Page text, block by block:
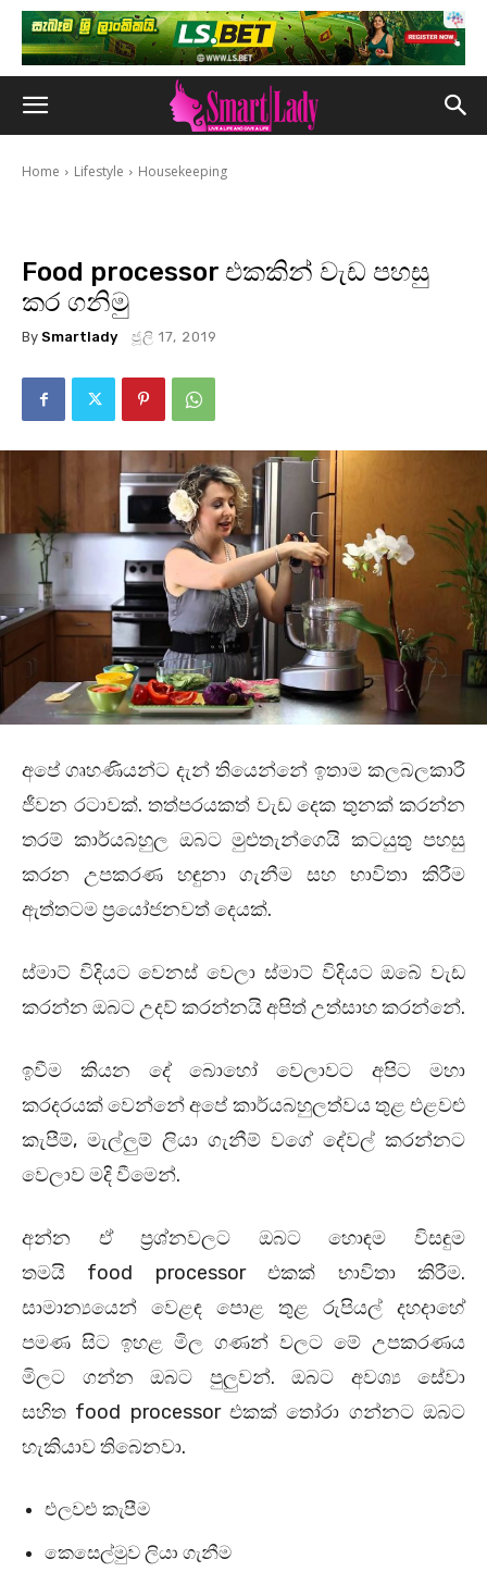
Home Lifestyle Housekeeping
Food processor එකකින් වැඩ පහසු
කර ගනිමු
By Smartlady ජූලි 17, 2019
අපේ ගෘහණියන්ට දැන් තියෙන්නේ ඉතාම කලබලකාරී
ජීවන රටාවක්. තත්පරයකත් වැඩ දෙක තුනක් කරන්න
තරම් කාර්යබහුල ඔබට මුළුතැන්ගෙයි කටයුතු පහසු
කරන උපකරණ හඳුනා ගැනීම සහ භාවිතා කිරීම
ඇත්තටම ප්‍රයෝජනවත් දෙයක්.
ස්මාට් විදියට වෙනස් වෙලා ස්මාට් විදියට ඔබේ වැඩ
කරන්න ඔබට උදව් කරන්නයි අපිත් උත්සාහ කරන්නේ.
ඉවීම කියන දේ බොහෝ වෙලාවට අපිට මහා
කරදරයක් වෙන්නේ අපේ කාර්යබහුලත්වය තුළ එළවළු
කැපීම්, මැල්ලුම් ලියා ගැනීම් වගේ දේවල් කරන්නට
වෙලාව මදි වීමෙන්.
අන්න ඒ ප්‍රශ්නවලට ඔබට හොඳම විසඳුම
තමයි food processorඑකක් භාවිතා කිරීම.
සාමාන්‍යයෙන් වෙළඳ පොළ තුළ රුපියල් දහදාහේ
පමණ සිට ඉහළ මිල ගණන් වලට මේ උපකරණය
මිලට ගන්න ඔබට පුලුවන්. ඔබට අවශ්‍ය සේවා
සහිත food processorඑකක් තෝරා ගන්නට ඔබට
හැකියාව තිබෙනවා.
එලවළු කැපීම
කෙසෙල්මුව ලියා ගැනීම